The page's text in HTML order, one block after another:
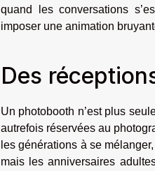
quand les conversations
imposer une animation
Des
Un photobooth n’est plus
autrefois réservées au
les générations à se
mais les anniversaires